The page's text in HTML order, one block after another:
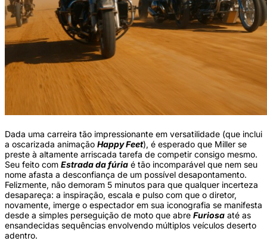
Dada uma carreira tão impressionante em versatilidade (que inclui
a oscarizada animação Happy Feet), é esperado que Miller se
preste à altamente arriscada tarefa de competir consigo mesmo.
Seu feito com Estrada da fúria é tão incomparável que nem seu
nome afasta a desconfiança de um possível desapontamento.
Felizmente, não demoram 5 minutos para que qualquer incerteza
desapareça: a inspiração, escala e pulso com que o diretor,
novamente, imerge o espectador em sua iconografia se manifesta
desde a simples perseguição de moto que abre Furiosa até as
ensandecidas sequências envolvendo múltiplos veículos deserto
adentro.